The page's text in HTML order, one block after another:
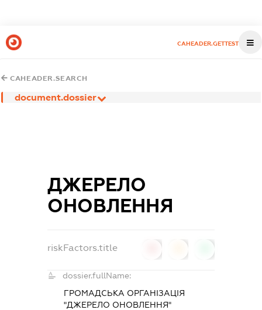
CAHEADER.GETTEST
CAHEADER.SEARCH
document.dossier
ДЖЕРЕЛО
ОНОВЛЕННЯ
riskFactors.title
dossier.fullName:
ГРОМАДСЬКА ОРГАНІЗАЦІЯ
"ДЖЕРЕЛО ОНОВЛЕННЯ"